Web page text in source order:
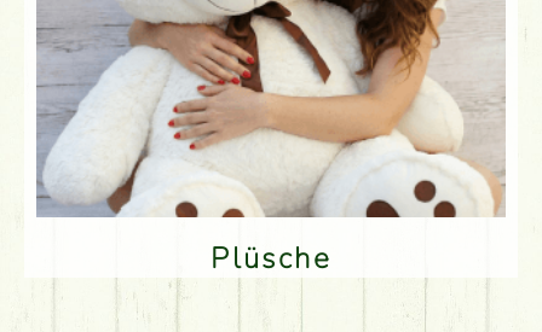
Plüsche